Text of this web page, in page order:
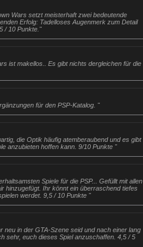
Wars setzt meisterhaft zwei bedeutende
Erfolg: Tadelloses Augenmerk zum Detail
/ 10 Punkte."
ist makellos.. Es gibt nichts dergleichen für die
für den PSP-Katalog. "
die Optik häufig atemberaubend und es gibt
anzubieten hoffen kann. 9/10 Punkte "
Spiele für die PSP... Gefüllt mit allen
hinzugefügt. Ihr könnt ein überraschend tiefes
werdet. 9,5 / 10 Punkte "
neu in der GTA-Szene seid und nach einer lang
sehr, euch dieses Spiel anzuschaffen. 4,5 / 5